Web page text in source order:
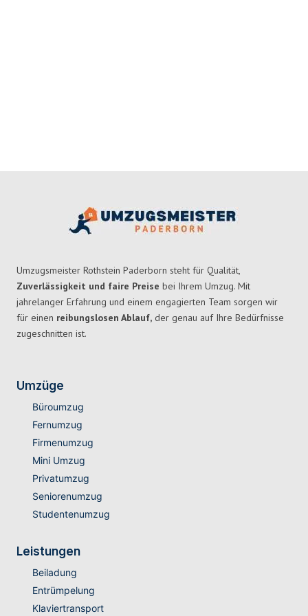
Umzugsmeister Rothstein Paderborn steht für Qualität,
Zuverlässigkeit und faire Preise bei Ihrem Umzug. Mit
jahrelanger Erfahrung und einem engagierten Team sorgen wir
für einen reibungslosen Ablauf, der genau auf Ihre Bedürfnisse
zugeschnitten ist.
Umzüge
Büroumzug
Fernumzug
Firmenumzug
Mini Umzug
Privatumzug
Seniorenumzug
Studentenumzug
Leistungen
Beiladung
Entrümpelung
Klaviertransport